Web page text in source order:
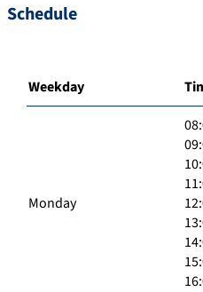
Schedule
Weekday
Monday